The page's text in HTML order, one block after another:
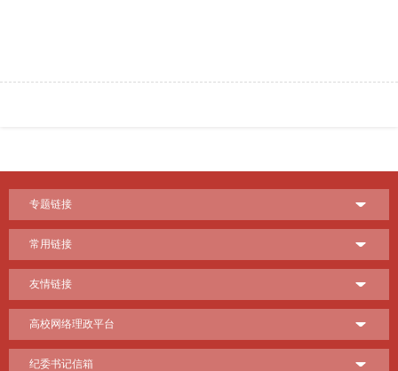
专题链接
常用链接
友情链接
高校网络理政平台
纪委书记信箱